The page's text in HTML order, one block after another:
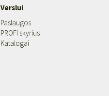
Verslui
Paslaugos
PROFI skyrius
Katalogai